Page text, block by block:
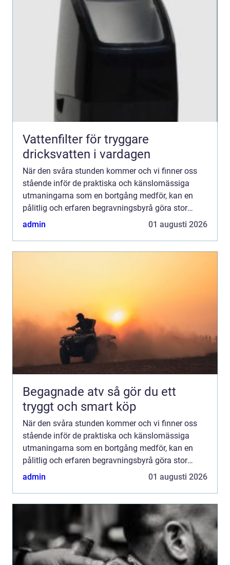
Vattenfilter för tryggare
dricksvatten i vardagen
När den svåra stunden kommer och vi finner oss
stående inför de praktiska och känslomässiga
utmaningarna som en bortgång medför, kan en
pålitlig och erfaren begravningsbyrå göra stor
skillna...
admin 01 augusti 2026
Begagnade atv så gör du ett
tryggt och smart köp
När den svåra stunden kommer och vi finner oss
stående inför de praktiska och känslomässiga
utmaningarna som en bortgång medför, kan en
pålitlig och erfaren begravningsbyrå göra stor
skillna...
admin 01 augusti 2026